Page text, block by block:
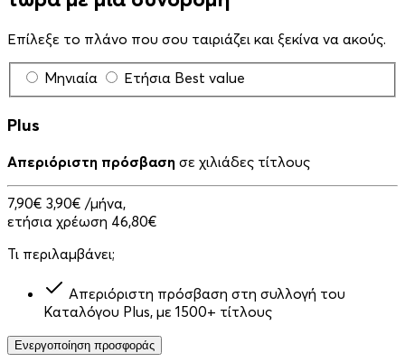
Επίλεξε το πλάνο που σου ταιριάζει και ξεκίνα να ακούς.
Μηνιαία Ετήσια Best value
Plus
Απεριόριστη πρόσβαση σε χιλιάδες τίτλους
7,90€ 3,90€ /μήνα,
ετήσια χρέωση 46,80€
Τι περιλαμβάνει;
Απεριόριστη πρόσβαση στη συλλογή του
Καταλόγου Plus, με 1500+ τίτλους
Ενεργοποίηση προσφοράς